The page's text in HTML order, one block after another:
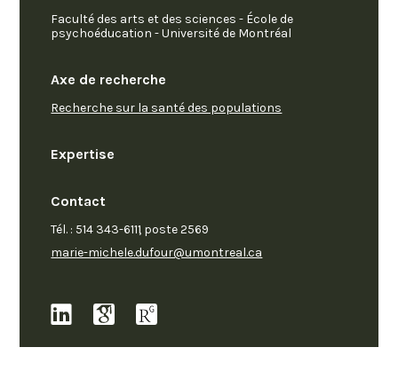
Faculté des arts et des sciences - École de
psychoéducation - Université de Montréal
Axe de recherche
Recherche sur la santé des populations
Expertise
Contact
Tél. : 514 343-6111, poste2569
marie-michele.dufour@umontreal.ca